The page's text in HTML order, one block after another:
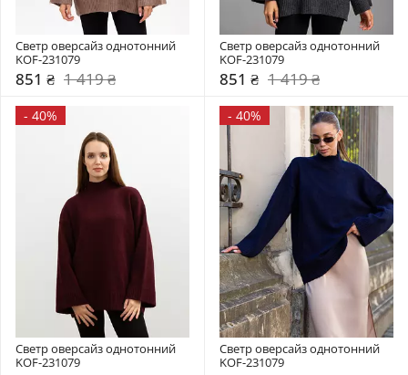
Светр оверсайз однотонний
KOF-231079
851 ₴ 1 419 ₴
Светр оверсайз однотонний
KOF-231079
851 ₴ 1 419 ₴
- 40%
Светр оверсайз однотонний
KOF-231079
- 40%
Светр оверсайз однотонний
KOF-231079